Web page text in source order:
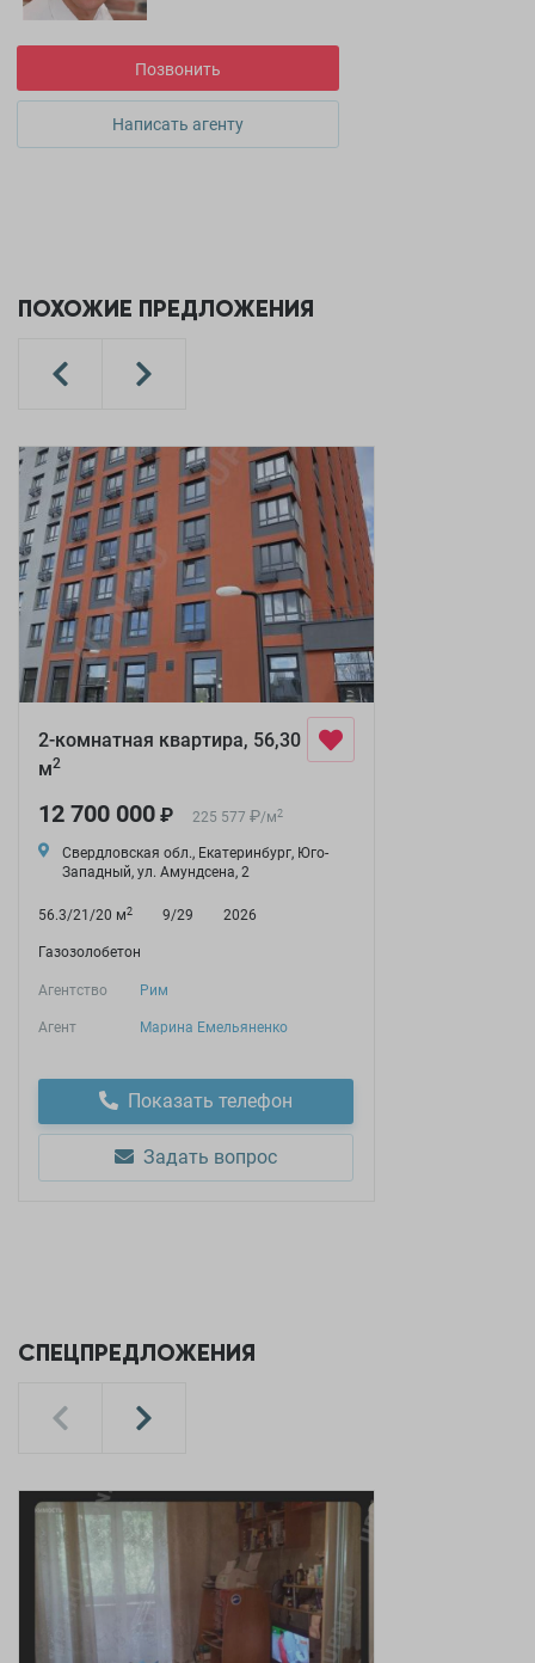
Позвонить
Написать агенту
ПОХОЖИЕ ПРЕДЛОЖЕНИЯ
2-комнатная квартира, 56,30
м2
12 700 000 ₽ 225 577 ₽/м2
Свердловская обл., Екатеринбург, Юго-
Западный, ул. Амундсена, 2
56.3/21/20 м2 9/29 2026
Газозолобетон
Агентство Рим
Агент Марина Емельяненко
Показать телефон
Задать вопрос
СПЕЦПРЕДЛОЖЕНИЯ